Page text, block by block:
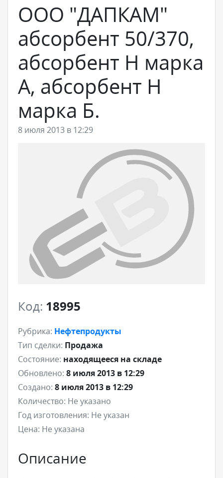
ООО "ДАПКАМ"
абсорбент 50/370,
абсорбент Н марка
А, абсорбент Н
марка Б.
8 июля 2013 в 12:29
Код: 18995
Рубрика: Нефтепродукты
Тип сделки: Продажа
Состояние: находящееся на складе
Обновлено: 8 июля 2013 в 12:29
Создано: 8 июля 2013 в 12:29
Количество: Не указано
Год изготовления: Не указан
Цена: Не указана
Описание